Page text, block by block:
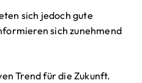
sich jedoch gute
sich zunehmend
Trend für die Zukunft.